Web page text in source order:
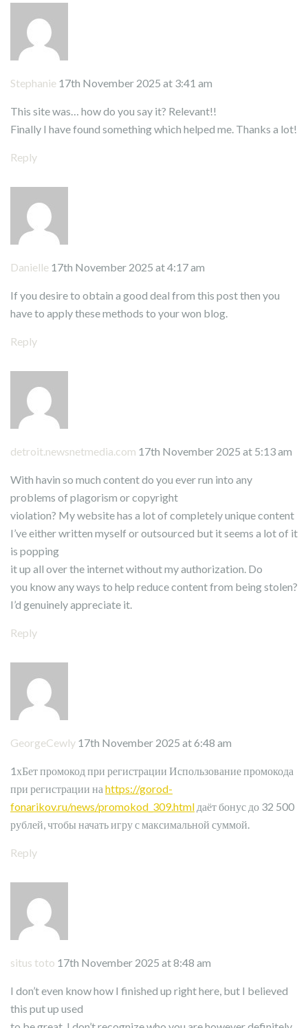
Stephanie 17th November 2025 at 3:41 am
This site was… how do you say it? Relevant!!
Finally I have found something which helped me. Thanks a lot!
Reply
Danielle 17th November 2025 at 4:17 am
If you desire to obtain a good deal from this post then you
have to apply these methods to your won blog.
Reply
detroit.newsnetmedia.com 17th November 2025 at 5:13 am
With havin so much content do you ever run into any
problems of plagorism or copyright
violation? My website has a lot of completely unique content
I’ve either written myself or outsourced but it seems a lot of it
is popping
it up all over the internet without my authorization. Do
you know any ways to help reduce content from being stolen?
I’d genuinely appreciate it.
Reply
GeorgeCewly 17th November 2025 at 6:48 am
1хБет промокод при регистрации Использование промокода
при регистрации на https://gorod-
fonarikov.ru/news/promokod_309.html даёт бонус до 32 500
рублей, чтобы начать игру с максимальной суммой.
Reply
situs toto 17th November 2025 at 8:48 am
I don’t even know how I finished up right here, but I believed
this put up used